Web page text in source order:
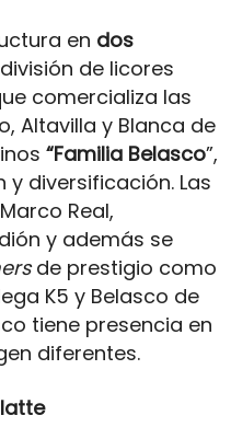
en dos
división de licores
comercializa las
Altavilla y Blanca de
“Familia Belasco”,
diversificación. Las
Real,
y además se
de prestigio como
K5 y Belasco de
tiene presencia en
diferentes.